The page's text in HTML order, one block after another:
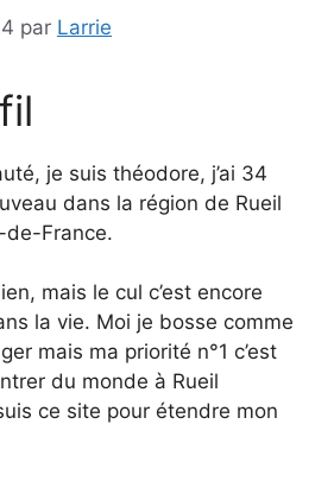
par Larrie
je suis théodore, j’ai 34
dans la région de Rueil
de-France.
mais le cul c’est encore
la vie. Moi je bosse comme
mais ma priorité n°1 c’est
du monde à Rueil
ce site pour étendre mon